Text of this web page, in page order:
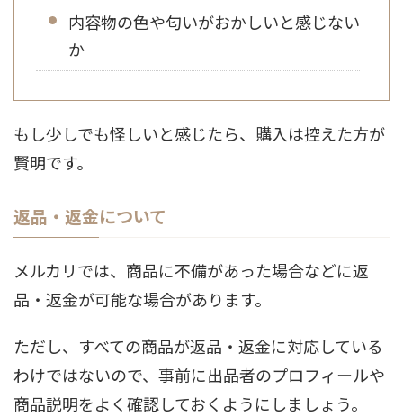
内容物の色や匂いがおかしいと感じない
か
もし少しでも怪しいと感じたら、購入は控えた方が
賢明です。
返品・返金について
メルカリでは、商品に不備があった場合などに返
品・返金が可能な場合があります。
ただし、すべての商品が返品・返金に対応している
わけではないので、事前に出品者のプロフィールや
商品説明をよく確認しておくようにしましょう。